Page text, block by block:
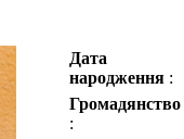
Дата
народження :
Громадянство
: